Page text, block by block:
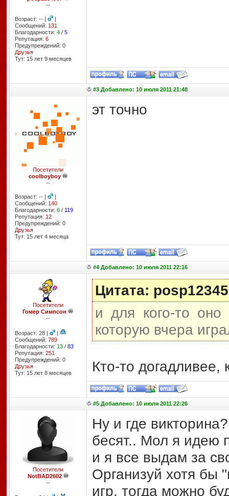
--
Возраст: -- |
|
Сообщений: 131
Благодарности: 4/ 5
Репутация: 6
Предупреждений: 0
Друзья
Тут: 15 лет 9 месяцев
#3 Добавлено: 10 июля 2011 21:48
Посетители
coolboyboy
--
Возраст: -- |
|
Сообщений: 140
Благодарности: 6/ 119
Репутация: 12
Предупреждений: 0
Друзья
Тут: 15 лет 4 месяцa
эт точно
#4 Добавлено: 10 июля 2011 22:16
Посетители
Гомер Симпсон
--
Возраст: 28 |
|
Сообщений: 789
Благодарности: 13/ 83
Репутация: 251
Предупреждений: 0
Друзья
Тут: 15 лет 8 месяцев
Цитата:
и для кого-то оно
которую вчера
Кто-то
#5 Добавлено: 10 июля 2011 22:26
Посетители
NotBAD2602
--
Ну и где
бесят.. Мол я идею
и я все выдам за
Организуй хотя бы
игр, тогда можно